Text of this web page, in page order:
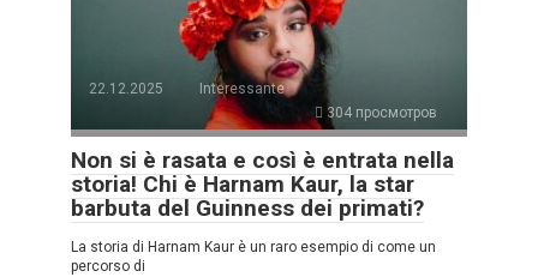
22.12.2025
Interessante
304 просмотров
Non si è rasata e così è entrata nella
storia! Chi è Harnam Kaur, la star
barbuta del Guinness dei primati?
La storia di Harnam Kaur è un raro esempio di come un
percorso di